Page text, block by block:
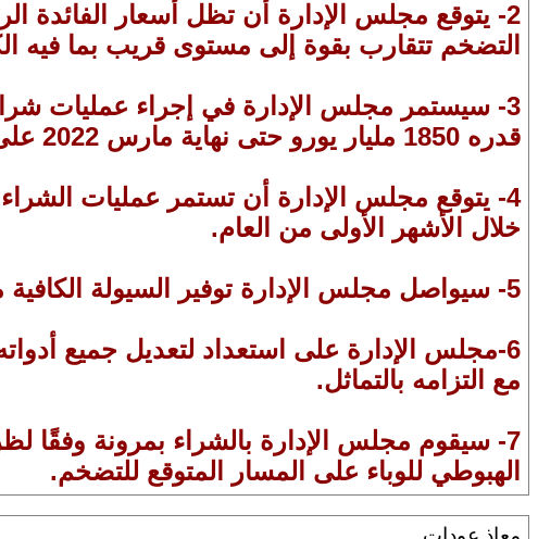
2- يتوقع مجلس الإدارة أن تظل أسعار الفائدة
التضخم تتقارب بقوة إلى مستوى قريب بما فيه
قدره 1850 مليار يورو حتى نهاية مارس 2022 على الأقل
4- يتوقع مجلس الإدارة أن تستمر عمليات
خلال الأشهر الأولى من العام.
5- سيواصل مجلس الإدارة توفير السيولة الكافية من خلال عمليات إعادة التمويل
6-مجلس الإدارة على استعداد لتعديل جميع
مع التزامه بالتماثل.
7- سيقوم مجلس الإدارة بالشراء بمرونة وفقًا
الهبوطي للوباء على المسار المتوقع للتضخم.